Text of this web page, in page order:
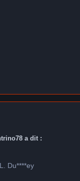
a dit :
Du****ey